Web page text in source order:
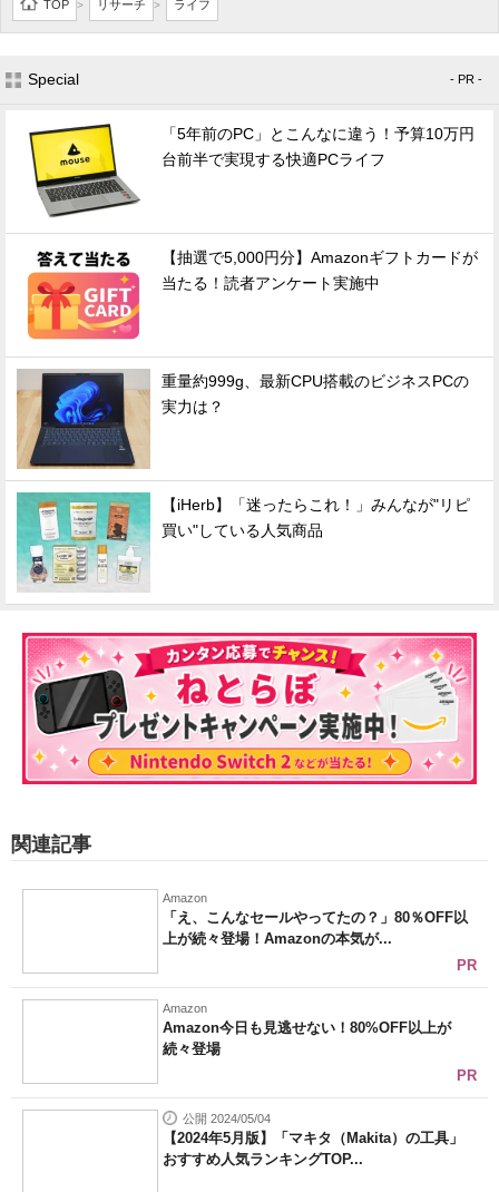
TOP > リサーチ > ライフ
Special - PR -
「5年前のPC」とこんなに違う！予算10万円
台前半で実現する快適PCライフ
【抽選で5,000円分】Amazonギフトカードが
当たる！読者アンケート実施中
重量約999g、最新CPU搭載のビジネスPCの
実力は？
【iHerb】「迷ったらこれ！」みんなが"リピ
買い"している人気商品
関連記事
Amazon
「え、こんなセールやってたの？」80％OFF以
上が続々登場！Amazonの本気が...
PR
Amazon
Amazon今日も見逃せない！80%OFF以上が
続々登場
PR
公開 2024/05/04
【2024年5月版】「マキタ（Makita）の工具」
おすすめ人気ランキングTOP...